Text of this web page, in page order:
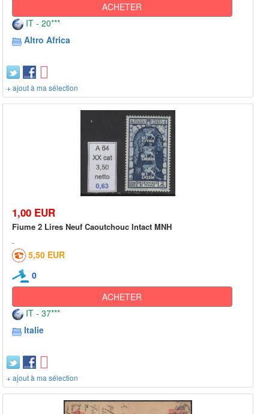
ACHETER
IT - 20***
Altro Africa
+ ajout à ma sélection
1,00 EUR
Fiume 2 Lires Neuf Caoutchouc Intact MNH
5,50 EUR
0
ACHETER
IT - 37***
Italie
+ ajout à ma sélection